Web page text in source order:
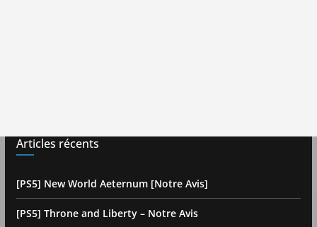
Articles récents
[PS5] New World Aeternum [Notre Avis]
[PS5] Throne and Liberty – Notre Avis